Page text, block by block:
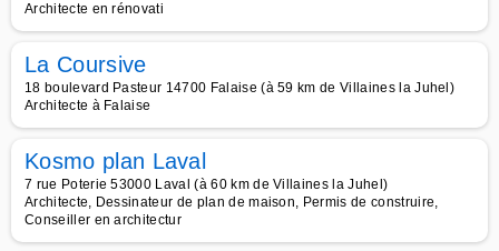
Architecte en rénovati
La Coursive
18 boulevard Pasteur 14700 Falaise (à 59 km de Villaines la Juhel)
Architecte à Falaise
Kosmo plan Laval
7 rue Poterie 53000 Laval (à 60 km de Villaines la Juhel)
Architecte, Dessinateur de plan de maison, Permis de construire,
Conseiller en architectur